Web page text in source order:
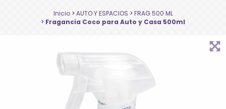
Inicio > AUTO Y ESPACIOS > FRAG 500 ML
> Fragancia Coco para Auto y Casa 500ml